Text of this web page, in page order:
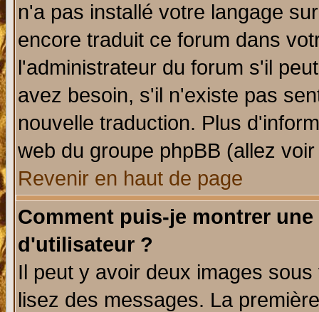
n'a pas installé votre langage
encore traduit ce forum dans
l'administrateur du forum s'il
avez besoin, s'il n'existe pas
nouvelle traduction. Plus
web du groupe phpBB (allez
Revenir en haut de page
Comment puis-je montrer
d'utilisateur ?
Il peut y avoir deux images
lisez des messages. La